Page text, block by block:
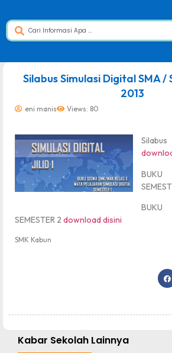
Silabus Simulasi Digital SMA /
2013
eni manis Views: 80
SEMESTER 2 download disini
SMK Kabun
Kabar Sekolah Lainnya